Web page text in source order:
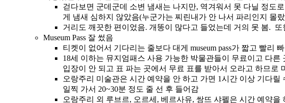
걷다보면 군데군데 소변 냄새는 나지만, 역겨워서 못 다닐 정도
게 냄새 심하지 않았음(누군가는 찌린내가 안 나서 파리인지 몰
거리도 깨끗한 편이었음. 개똥이 많다고 들었는데 거의 못 봄.
Museum Pass 잘 썼음
티켓이 없어서 기다리는 줄보다 대게 museum pass가 짧고 빨리
18세 이하는 뮤지엄패스 사용 가능한 박물관들이 무료이고 다
입장이 안 되고 표 파는 곳에서 무료 표를 받아서 오라고 하므로
오랑주리 미술관은 시간 예약을 안 하고 가면 1시간 이상 기다
일찍 가서 20~30분 정도 줄 선 후 들어감
오랑주리 외 루브르, 오르세, 베르사유, 쌍뜨 샤펠은 시간 예약